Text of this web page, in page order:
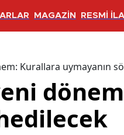
MAGAZİN RESMİ
Kurallara uymayanın